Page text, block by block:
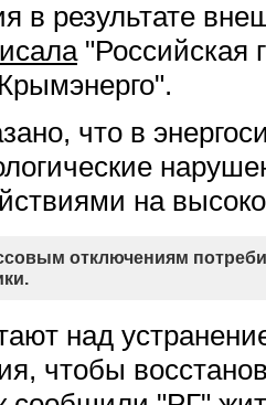
в результате
"Российская
что в
на
отключениям
над
чтобы